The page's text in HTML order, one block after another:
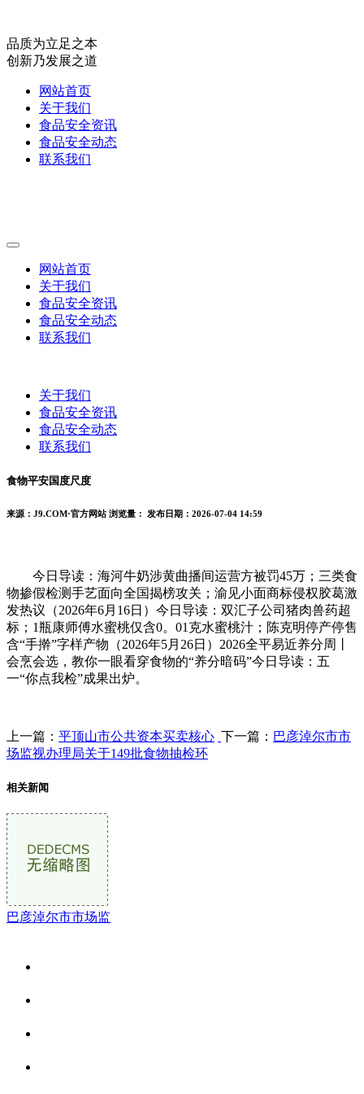
品质为立足之本
创新乃发展之道
网站首页
关于我们
食品安全资讯
食品安全动态
联系我们
网站首页
关于我们
食品安全资讯
食品安全动态
联系我们
关于我们
食品安全资讯
食品安全动态
联系我们
食物平安国度尺度
来源：J9.COM·官方网站 浏览量： 发布日期：2026-07-04 14:59
今日导读：海河牛奶涉黄曲播间运营方被罚45万；三类食
物掺假检测手艺面向全国揭榜攻关；渝见小面商标侵权胶葛激
发热议（2026年6月16日）今日导读：双汇子公司猪肉兽药超
标；1瓶康师傅水蜜桃仅含0。01克水蜜桃汁；陈克明停产停售
含“手擀”字样产物（2026年5月26日）2026全平易近养分周丨
会烹会选，教你一眼看穿食物的“养分暗码”今日导读：五
一“你点我检”成果出炉。
上一篇： 平顶山市公共资本买卖核心 下一篇： 巴彦淖尔市市
场监视办理局关于149批食物抽检环
相关新闻
巴彦淖尔市市场监